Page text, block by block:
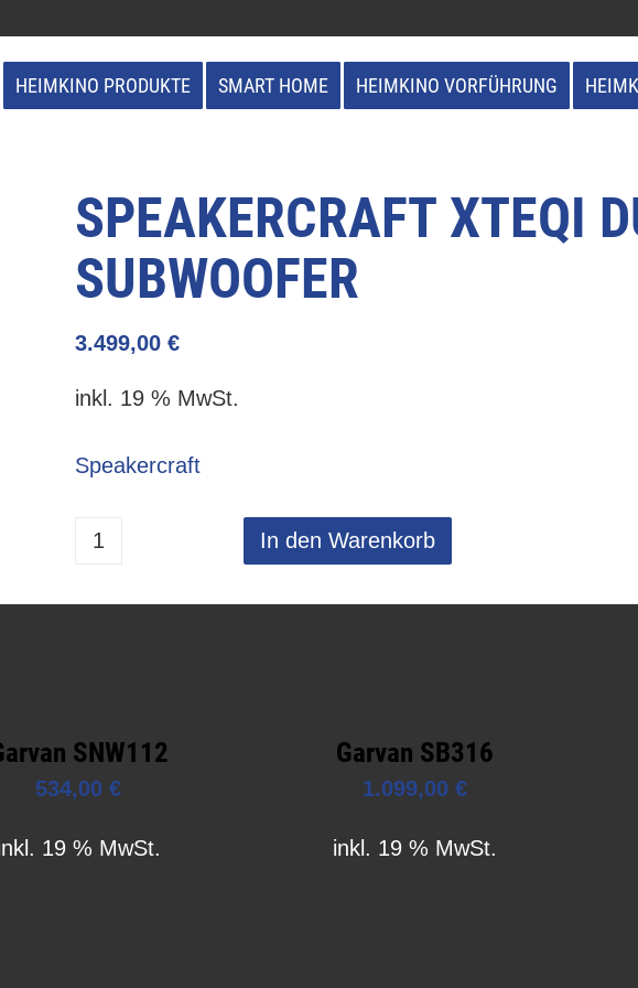
HEIMKINO PRODUKTE SMART HOME HEIMKINO VORFÜHRUNG
SPEAKERCRAFT XTEQI
SUBWOOFER
3.499,00€
inkl. 19 % MwSt.
Speakercraft
In den Warenkorb
SNW112
534,00€
19 % MwSt.
Garvan SB316
1.099,00€
inkl. 19 % MwSt.